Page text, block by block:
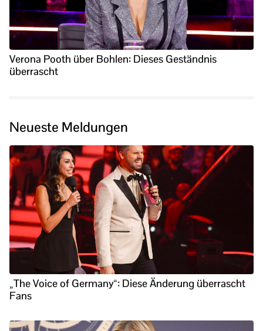
Verona Pooth über Bohlen: Dieses Geständnis
überrascht
Neueste Meldungen
„The Voice of Germany“: Diese Änderung überrascht
Fans